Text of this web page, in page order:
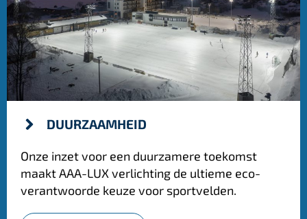
DUURZAAMHEID
Onze inzet voor een duurzamere toekomst
maakt AAA-LUX verlichting de ultieme eco-
verantwoorde keuze voor sportvelden.